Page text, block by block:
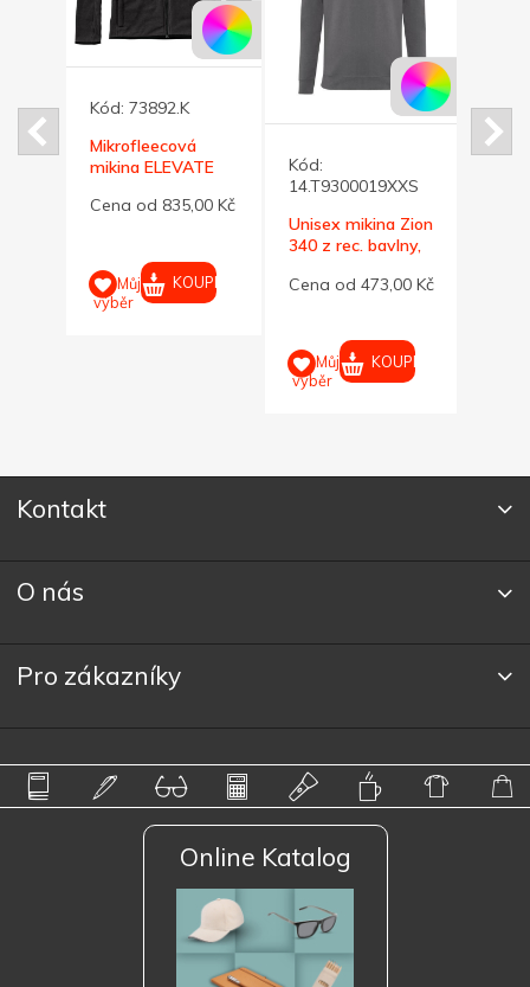
Kód: 73892.K
Mikrofleecová
mikina ELEVATE
Cena od 835,00 Kč
Můj
výběr
KOUPIT
Kód:
14.T9300019XXS
Unisex mikina Zion
340 z rec. bavlny,
Cena od 473,00 Kč
Můj
výběr
KOUPIT
Kontakt
O nás
Pro zákazníky
Online Katalog